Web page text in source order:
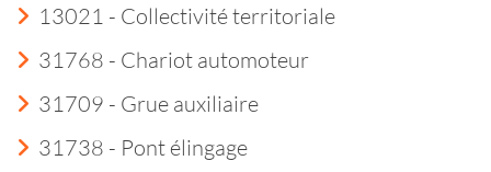
13021 - Collectivité territoriale
31768 - Chariot automoteur
31709 - Grue auxiliaire
31738 - Pont élingage